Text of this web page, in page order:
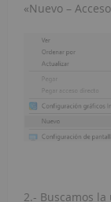
«Nuevo –
2.- Buscamos